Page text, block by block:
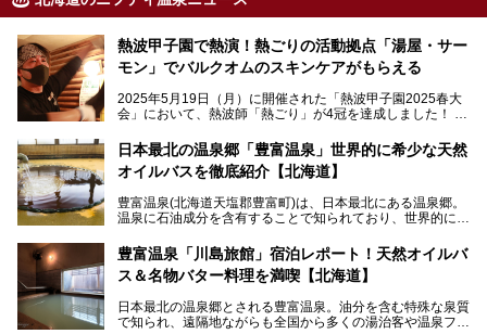
熱波甲子園で熱演！熱ごりの活動拠点「湯屋・サー
モン」でバルクオムのスキンケアがもらえる
2025年5月19日（月）に開催された「熱波甲子園2025春大
会」において、熱波師「熱ごり」が4冠を達成しました！
動拠点である北海道の銭湯「湯屋・サーモン」にて、メンズ
スキンケアブランド バルクオムの「ONE DAY KIT」を数量
限定でプレゼントいたします。
で、ぜひお試しください。※6月13日配布開始、なくなり次
第終了
───
提供元：株式会社バルクオム【PR】
この記事は株式会社バルクオム商品のPR記事です。
日本最北の温泉郷「豊富温泉」世界的に希少な天然
オイルバスを徹底紹介【北海道】
豊富温泉(北海道天塩郡豊富町)は、日本最北にある温泉郷。
温泉に石油成分を含有することで知られており、世界的にも
に特効があると言われ、遠隔地ながらも全国から湯治・療養
目的で多くの人々が訪れます。
地体験し、独自の視点で豊富温泉の“天然オイルバス”をレポ
ート。温泉地概要や日帰り入浴施設をはじめ、宿泊施設・ア
豊富温泉「川島旅館」宿泊レポート！天然オイルバ
ス＆名物バター料理を満喫【北海道】
日本最北の温泉郷とされる豊富温泉。油分を含む特殊な泉質
で知られ、遠隔地ながらも全国から多くの湯治客や温泉ファ